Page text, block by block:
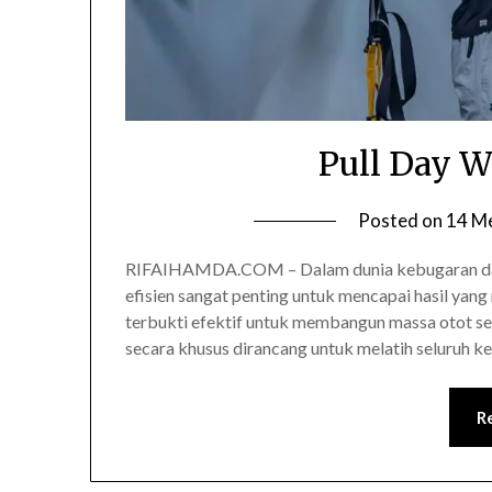
Pull Day
Posted on 14
RIFAIHAMDA.COM – Dalam dunia kebugaran
efisien sangat penting untuk mencapai hasil
terbukti efektif untuk membangun massa otot
secara khusus dirancang untuk melatih seluruh